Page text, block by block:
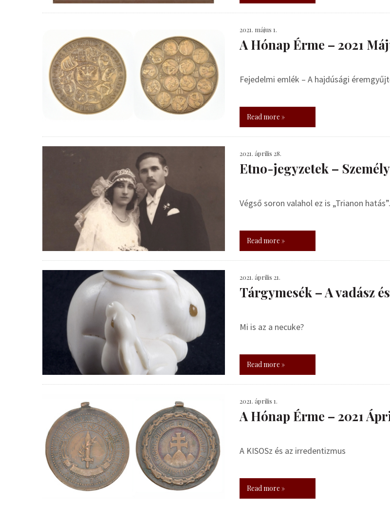
2021. május 1.
A Hónap Érme – 2021
Fejedelmi emlék – A hajdúsági
Read more »
2021. április 28.
Etno-jegyzetek –
Végső soron valahol ez is „Trianon hatás”.
Read more »
2021. április 21.
Tárgymesék – A vadász
Mi is az a necuke?
Read more »
2021. április 1.
A Hónap Érme – 2021
A KISOSz és az irredentizmus
Read more »